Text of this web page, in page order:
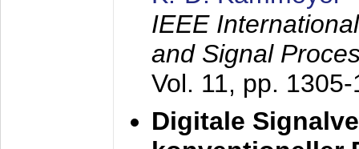
IEEE
and Signal
Vol. 11, pp.
Digitale